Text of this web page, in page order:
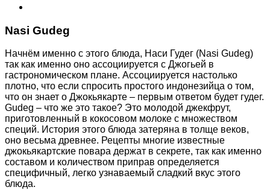
Nasi Gudeg
Начнём именно с этого блюда, Наси Гудег (Nasi Gudeg)
так как именно оно ассоциируется с Джогьей в
гастрономическом плане. Ассоциируется настолько
плотно, что если спросить простого индонезийца о том,
что он знает о Джокьякарте – первым ответом будет гудег.
Gudeg – что же это такое? Это молодой джекфрут,
приготовленный в кокосовом молоке с множеством
специй. История этого блюда затеряна в толще веков,
оно весьма древнее. Рецепты многие известные
джокьякартские повара держат в секрете, так как именно
составом и количеством приправ определяется
специфичный, легко узнаваемый сладкий вкус этого
блюда.